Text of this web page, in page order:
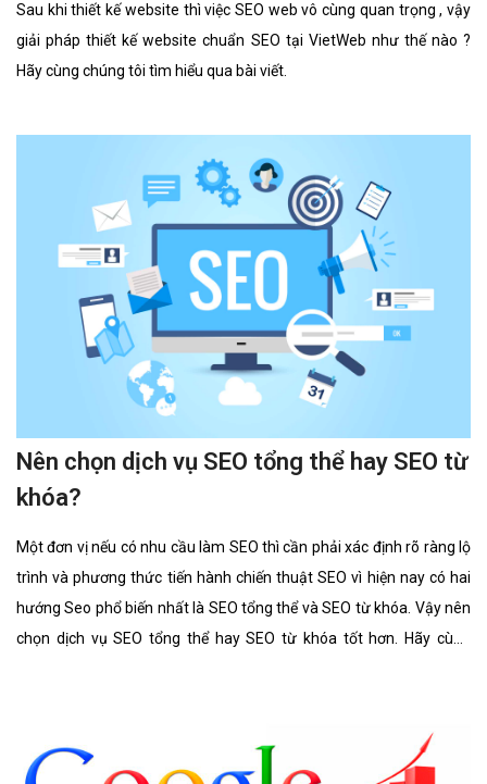
Sau khi thiết kế website thì việc SEO web vô cùng quan trọng , vậy
giải pháp thiết kế website chuẩn SEO tại VietWeb như thế nào ?
Hãy cùng chúng tôi tìm hiểu qua bài viết.
Nên chọn dịch vụ SEO tổng thể hay SEO từ
khóa?
Một đơn vị nếu có nhu cầu làm SEO thì cần phải xác định rõ ràng lộ
trình và phương thức tiến hành chiến thuật SEO vì hiện nay có hai
hướng Seo phổ biến nhất là SEO tổng thể và SEO từ khóa. Vậy nên
chọn dịch vụ SEO tổng thể hay SEO từ khóa tốt hơn. Hãy cùng